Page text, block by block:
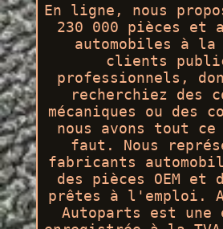
En ligne, nous
230 000 pièces et
automobiles à
clients
professionnels,
recherchiez des
mécaniques ou des
nous avons tout
faut. Nous
fabricants
des pièces OEM et
prêtes à l'emploi.
Autoparts est une